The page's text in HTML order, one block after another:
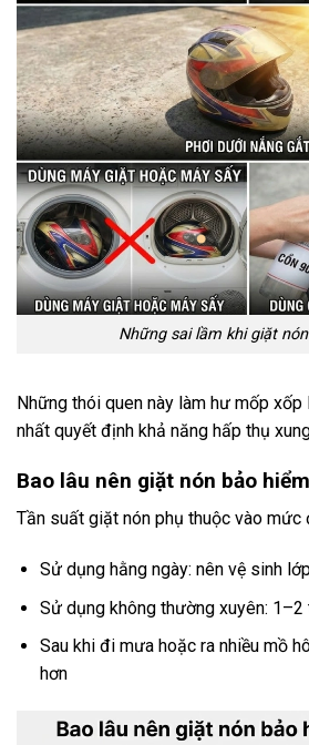
Những sai lầm khi giặt
Những thói quen này làm hư mốp xốp
nhất quyết định khả năng hấp thụ
Bao lâu nên giặt nón bảo
Tần suất giặt nón phụ thuộc vào mức
Sử dụng hằng ngày: nên vệ sinh
Sử dụng không thường xuyên:
Sau khi đi mưa hoặc ra nhiều mồ
hơn